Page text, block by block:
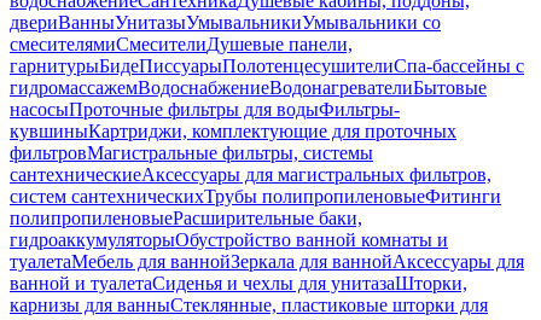
двериВанныУнитазыУмывальникиУмывальники со
смесителямиСмесителиДушевые панели,
гарнитурыБидеПиссуарыПолотенцесушителиСпа-бассейны с
гидромассажемВодоснабжениеВодонагревателиБытовые
насосыПроточные фильтры для водыФильтры-
кувшиныКартриджи, комплектующие для проточных
фильтровМагистральные фильтры, системы
сантехническиеАксессуары для магистральных фильтров,
систем сантехническихТрубы полипропиленовыеФитинги
полипропиленовыеРасширительные баки,
гидроаккумуляторыОбустройство ванной комнаты и
туалетаМебель для ваннойЗеркала для ваннойАксессуары для
ванной и туалетаСиденья и чехлы для унитазаШторки,
карнизы для ванныСтеклянные, пластиковые шторки для